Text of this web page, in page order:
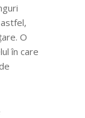
O
în care